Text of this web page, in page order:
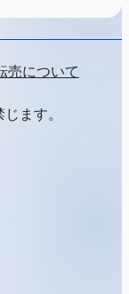
売について
ます。